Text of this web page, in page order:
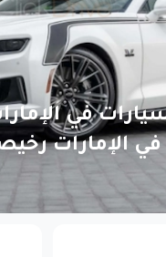
في
في الإمارات